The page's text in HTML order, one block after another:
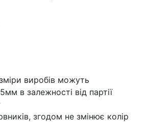
виробів можуть
в залежності від партії
згодом не змінює колір